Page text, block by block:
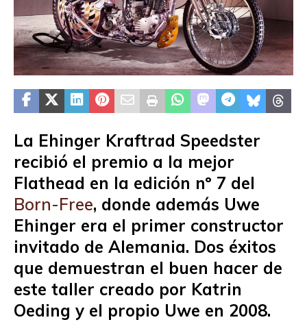
La Ehinger Kraftrad Speedster
recibió el premio a la mejor
Flathead en la edición nº 7 del
Born-Free, donde además Uwe
Ehinger era el primer constructor
invitado de Alemania. Dos éxitos
que demuestran el buen hacer de
este taller creado por Katrin
Oeding y el propio Uwe en 2008.